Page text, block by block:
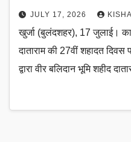
JULY 17, 2026
खुर्जा (बुलंदशहर), 17 जुलाई।
दाताराम की 27वीं शहादत दिवस
द्वारा वीर बलिदान भूमि शहीद